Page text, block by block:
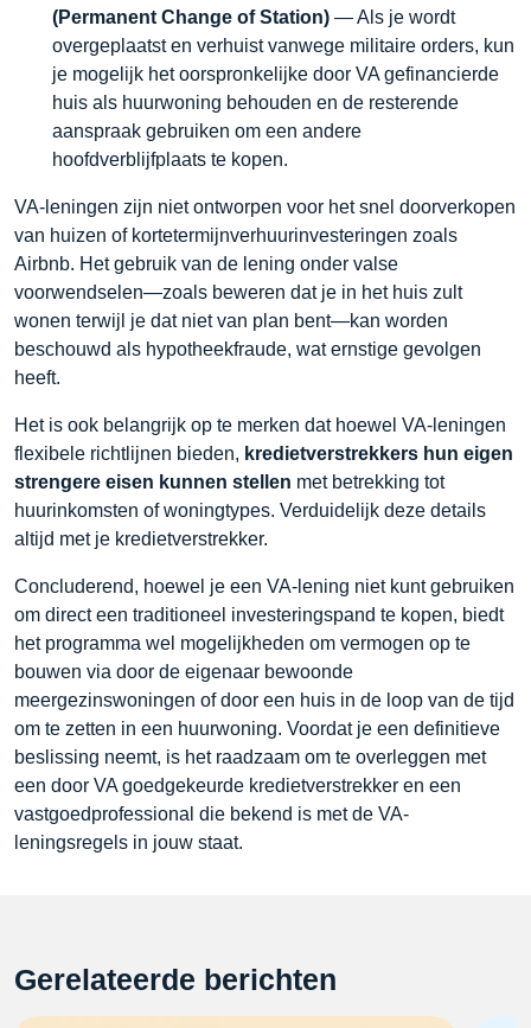
(Permanent Change of Station) — Als je wordt
overgeplaatst en verhuist vanwege militaire orders, kun
je mogelijk het oorspronkelijke door VA gefinancierde
huis als huurwoning behouden en de resterende
aanspraak gebruiken om een andere
hoofdverblijfplaats te kopen.
VA-leningen zijn niet ontworpen voor het snel doorverkopen
van huizen of kortetermijnverhuurinvesteringen zoals
Airbnb. Het gebruik van de lening onder valse
voorwendselen—zoals beweren dat je in het huis zult
wonen terwijl je dat niet van plan bent—kan worden
beschouwd als hypotheekfraude, wat ernstige gevolgen
heeft.
Het is ook belangrijk op te merken dat hoewel VA-leningen
flexibele richtlijnen bieden, kredietverstrekkers hun eigen
strengere eisen kunnen stellen met betrekking tot
huurinkomsten of woningtypes. Verduidelijk deze details
altijd met je kredietverstrekker.
Concluderend, hoewel je een VA-lening niet kunt gebruiken
om direct een traditioneel investeringspand te kopen, biedt
het programma wel mogelijkheden om vermogen op te
bouwen via door de eigenaar bewoonde
meergezinswoningen of door een huis in de loop van de tijd
om te zetten in een huurwoning. Voordat je een definitieve
beslissing neemt, is het raadzaam om te overleggen met
een door VA goedgekeurde kredietverstrekker en een
vastgoedprofessional die bekend is met de VA-
leningsregels in jouw staat.
Gerelateerde berichten